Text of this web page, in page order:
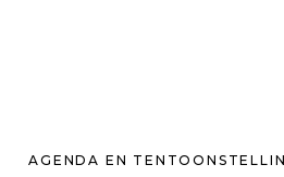
AGENDA EN